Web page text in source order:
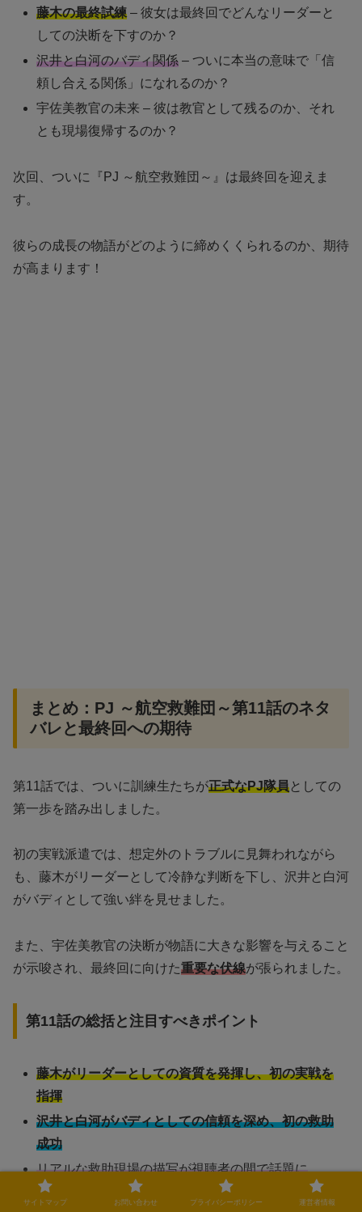
藤木の最終試練 – 彼女は最終回でどんなリーダーと
しての決断を下すのか？
沢井と白河のバディ関係 – ついに本当の意味で「信
頼し合える関係」になれるのか？
宇佐美教官の未来 – 彼は教官として残るのか、それ
とも現場復帰するのか？
次回、ついに『PJ ～航空救難団～』は最終回を迎えま
す。
彼らの成長の物語がどのように締めくくられるのか、期待
が高まります！
まとめ：PJ ～航空救難団～第11話のネタ
バレと最終回への期待
第11話では、ついに訓練生たちが正式なPJ隊員としての
第一歩を踏み出しました。
初の実戦派遣では、想定外のトラブルに見舞われながら
も、藤木がリーダーとして冷静な判断を下し、沢井と白河
がバディとして強い絆を見せました。
また、宇佐美教官の決断が物語に大きな影響を与えること
が示唆され、最終回に向けた重要な伏線が張られました。
第11話の総括と注目すべきポイント
藤木がリーダーとしての資質を発揮し、初の実戦を
指揮
沢井と白河がバディとしての信頼を深め、初の救助
成功
リアルな救助現場の描写が視聴者の間で話題に
宇佐美教官の決断が、最終回の展開に大きな影響を
サイトマップ お問い合わせ プライバシーポリシー 運営者情報